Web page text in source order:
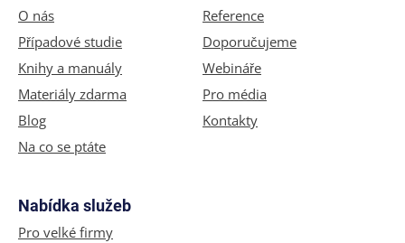
O nás
Případové studie
Knihy a manuály
Materiály zdarma
Blog
Na co se ptáte
Reference
Doporučujeme
Webináře
Pro média
Kontakty
Nabídka služeb
Pro velké firmy